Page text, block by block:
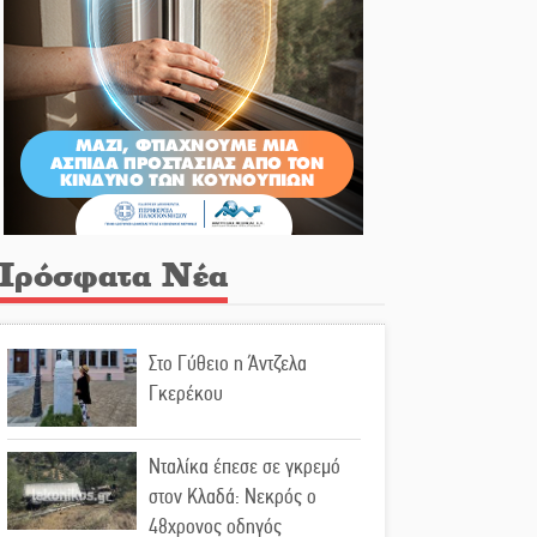
Νέα
Στο Γύθειο η Άντζελα
Γκερέκου
Νταλίκα έπεσε σε γκρεμό
στον Κλαδά: Νεκρός ο
48χρονος οδηγός